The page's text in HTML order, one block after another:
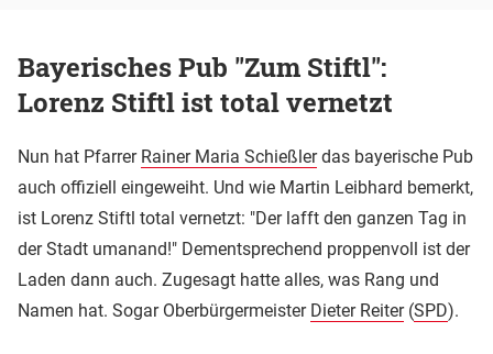
Bayerisches Pub "Zum Stiftl":
Lorenz Stiftl ist total vernetzt
Nun hat Pfarrer Rainer Maria Schießlerdas bayerische Pub
auch offiziell eingeweiht. Und wie Martin Leibhard bemerkt,
ist Lorenz Stiftl total vernetzt: "Der lafft den ganzen Tag in
der Stadt umanand!" Dementsprechend proppenvoll ist der
Laden dann auch. Zugesagt hatte alles, was Rang und
Namen hat. Sogar Oberbürgermeister Dieter Reiter(SPD).